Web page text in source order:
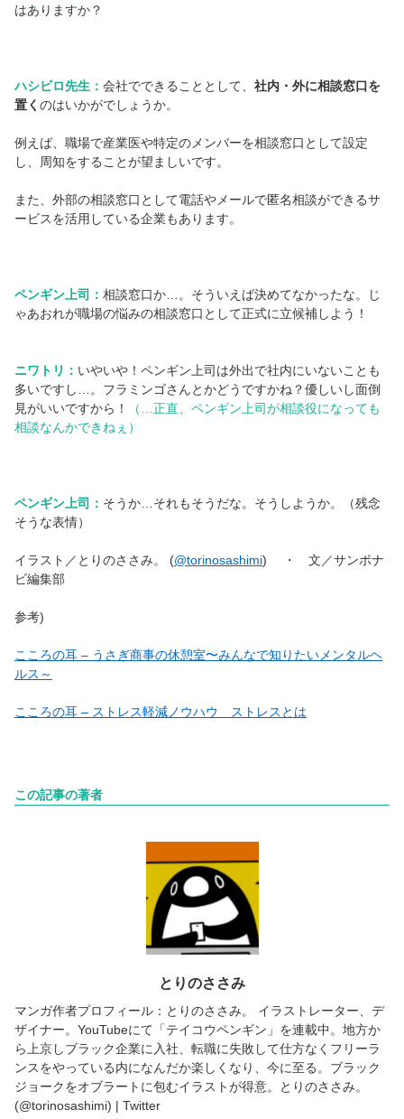
はありますか？
ハシビロ先生： 会社でできることとして、 社内・外に相談窓口を
置く のはいかがでしょうか。
例えば、職場で産業医や特定のメンバーを相談窓口として設定
し、周知をすることが望ましいです。
また、外部の相談窓口として電話やメールで匿名相談ができるサ
ービスを活用している企業もあります。
ペンギン上司： 相談窓口か…。そういえば決めてなかったな。じ
ゃあおれが職場の悩みの相談窓口として正式に立候補しよう！
ニワトリ： いやいや！ペンギン上司は外出で社内にいないことも
多いですし…。フラミンゴさんとかどうですかね？優しいし面倒
見がいいですから！
（…正直、ペンギン上司が相談役になっても
相談なんかできねぇ）
ペンギン上司： そうか…それもそうだな。そうしようか。（残念
そうな表情）
イラスト／とりのささみ。 (@torinosashimi) ・ 文／サンポナ
ビ編集部
参考)
こころの耳 – うさぎ商事の休憩室〜みんなで知りたいメンタルヘ
ルス～
こころの耳 – ストレス軽減ノウハウ ストレスとは
この記事の著者
とりのささみ
マンガ作者プロフィール：とりのささみ。 イラストレーター、デ
ザイナー。YouTubeにて「テイコウペンギン」を連載中。地方か
ら上京しブラック企業に入社、転職に失敗して仕方なくフリーラ
ンスをやっている内になんだか楽しくなり、今に至る。ブラック
ジョークをオブラートに包むイラストが得意。とりのささみ。
(@torinosashimi) | Twitter